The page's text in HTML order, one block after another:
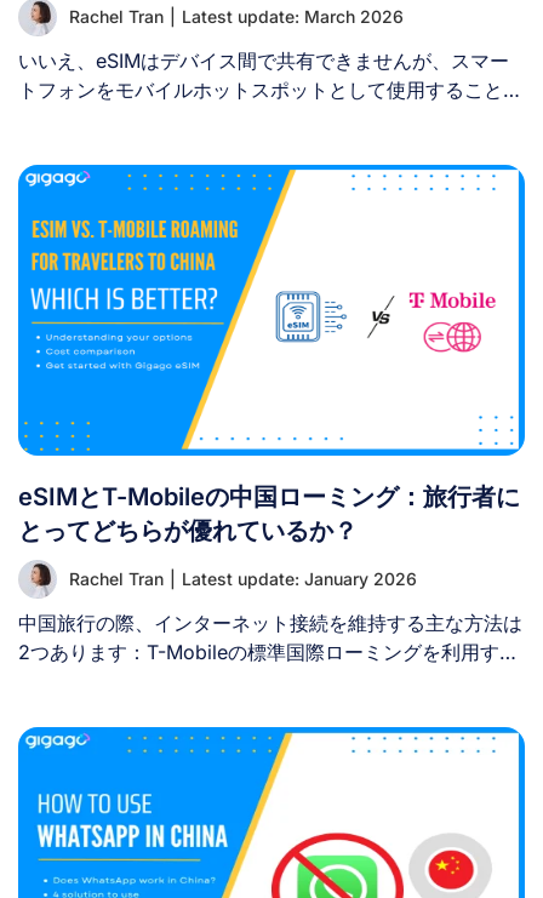
Rachel Tran Latest update: March 2026
いいえ、eSIMはデバイス間で共有できませんが、スマー
トフォンをモバイルホットスポットとして使用すること
トなどのサブデバイスと接続を共有できるかどうか知りた
いと考えています。これは費用削減とデータ管理の簡素化
を目指す、非常に有益な疑問です。 eSIMの共有を試みる
前に、その仕組みや可能なこと・不可能なことを理解する
ことが重要です。 I. eSIMはデバイス間で共有できます
か？ いいえ、eSIMプロファイルは物理SIMカードを友人
に渡すのと同じ方法で、デバイス間で転送または共有する
ことはできません。 eSIMが1台のデバイスでアクティベー
トされると、そのデバイス固有のハードウェアIDに紐付け
られ、同時に別のデバイスで「再利用」またはインストー
キャンしようとすると、システムが拒否するかアクティベ
ーションエラーが表示されます。その理由は以下の通りで
す： 別のスマートフォンやタブレットでeSIMを利用した
い場合、通常はそのデバイス用に別途eSIMプランを購入
する必要があります。 II. 1つのeSIMから別のデバイスへ
データ接続を共有することは可能ですか？ eSIMを複数デ
バイスに転送またはインストールすることはできません
能です。 ホットスポット機能は非常に効果的ですが、管
理すべきいくつかのトレードオフがあります： 一部の通
信事業者はテザリングを制限する場合があるため、購入前
にeSIMプランの詳細を確認してください。 要するに、
eSIMのインターネット接続は共有可能ですが、eSIMプロ
ファイルそのものは共有できません。 [...]
eSIMとT-Mobileの中国ローミング：旅行者に
とってどちらが優れているか？
Rachel Tran Latest update: January 2026
中国旅行の際、インターネット接続を維持する主な方法は
2つあります：T-Mobileの標準国際ローミングを利用する
とT-Mobileローミングを、各オプションの仕組み・購入
方法・インストール・アクティベーション・費用・互換性
などの観点から比較します。これにより、中国旅行に最適
なソリューションを見極めるお手伝いをします。 I. eSIM
とT-Mobileの中国ローミング比較 – 並列比較 T-Mobileの
多くのプランには国際ローミングが含まれています。中国